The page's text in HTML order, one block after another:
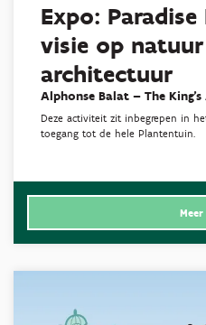
Expo:
visie op
architectuur
Alphonse Balat – The
Deze activiteit zit inbegrepen in
toegang tot de hele Plantentuin.